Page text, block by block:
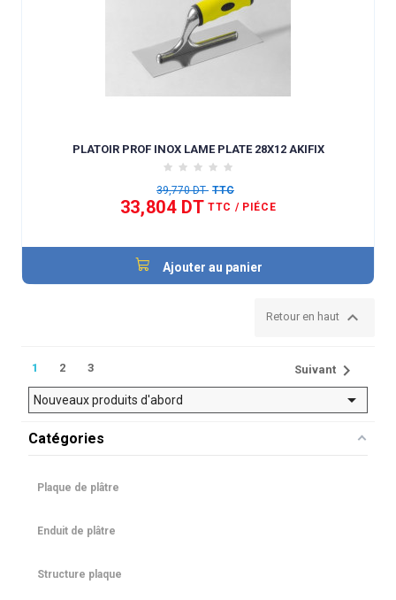
Catégories
Plaque de plâtre
Enduit de plâtre
Structure plaque
PLATOIR PROF INOX LAME PLATE 28X12 AKIFIX
39,770 DT TTC
33,804 DT TTC / PIÉCE
Ajouter au panier
Retour en haut 
1 2 3 Suivant 
Nouveaux produits d'abord 